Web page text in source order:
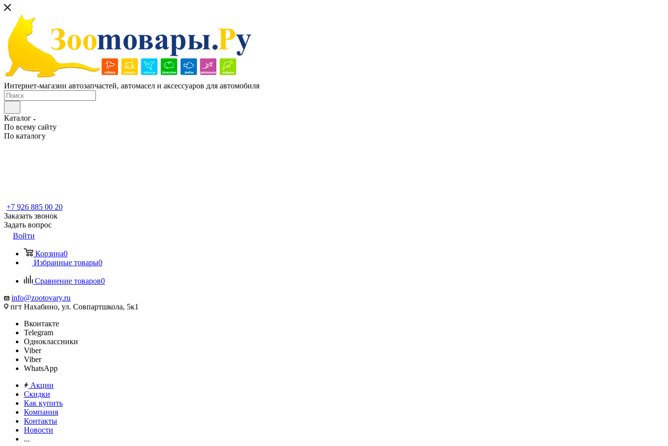
Интернет-магазин автозапчастей, автомасел и аксессуаров для автомобиля
Каталог
По всему сайту
По каталогу
+7 926 885 00 20
Заказать звонок
Задать вопрос
Войти
Корзина0
Избранные товары0
Сравнение товаров0
info@zootovary.ru
пгт Нахабино, ул. Совпартшкола, 5к1
Вконтакте
Telegram
Одноклассники
Viber
Viber
WhatsApp
Акции
Скидки
Как купить
Компания
Контакты
Новости
...